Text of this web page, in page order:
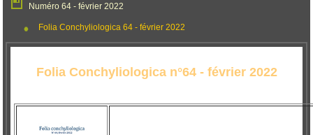
Numéro 64 - février 2022
Folia Conchyliologica 64 - février 2022
Folia Conchyliologica n°64 - février 2022